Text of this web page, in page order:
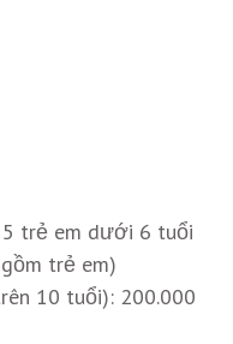
trẻ em dưới 6 tuổi
trẻ em)
10 tuổi): 200.000